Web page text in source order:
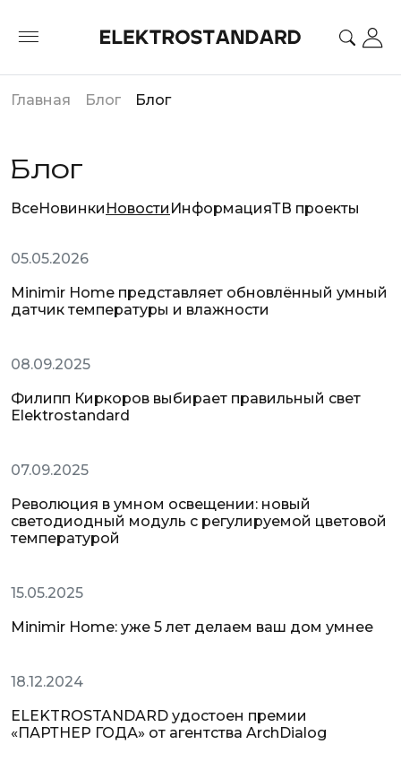
Главная Блог Блог
Блог
ВсеНовинки Новости ИнформацияТВ проекты
Новости
05.05.2026
Minimir Home представляет обновлённый умный
датчик температуры и влажности
08.09.2025
Филипп Киркоров выбирает правильный свет
Elektrostandard
07.09.2025
Революция в умном освещении: новый
светодиодный модуль с регулируемой цветовой
температурой
Новости
15.05.2025
Minimir Home: уже 5 лет делаем ваш дом умнее
18.12.2024
ELEKTROSTANDARD удостоен премии
«ПАРТНЕР ГОДА» от агентства ArchDialog